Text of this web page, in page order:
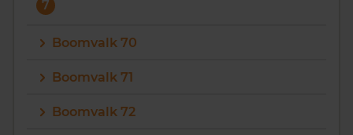
7
Boomvalk 70
Boomvalk 71
Boomvalk 72